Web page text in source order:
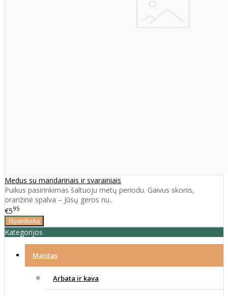
Medus su mandarinais ir svarainiais
Puikus pasirinkimas šaltuoju metų periodu. Gaivus skonis,
oranžinė spalva – Jūsų geros nu..
€595
Kategorijos
Maistas
Arbata ir kava